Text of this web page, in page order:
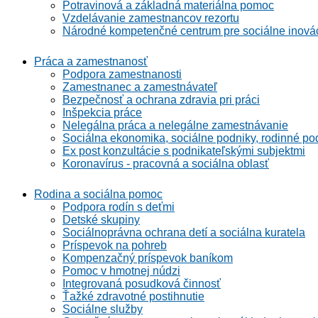
Potravinová a základná materiálna pomoc
Vzdelávanie zamestnancov rezortu
Národné kompetenčné centrum pre sociálne
Práca a zamestnanosť
Podpora zamestnanosti
Zamestnanec a zamestnávateľ
Bezpečnosť a ochrana zdravia pri práci
Inšpekcia práce
Nelegálna práca a nelegálne zamestnávanie
Sociálna ekonomika, sociálne podniky, rodinné
Ex post konzultácie s podnikateľskými subjektmi
Koronavírus - pracovná a sociálna oblasť
Rodina a sociálna pomoc
Podpora rodín s deťmi
Detské skupiny
Sociálnoprávna ochrana detí a sociálna kuratela
Príspevok na pohreb
Kompenzačný príspevok baníkom
Pomoc v hmotnej núdzi
Integrovaná posudková činnosť
Ťažké zdravotné postihnutie
Sociálne služby